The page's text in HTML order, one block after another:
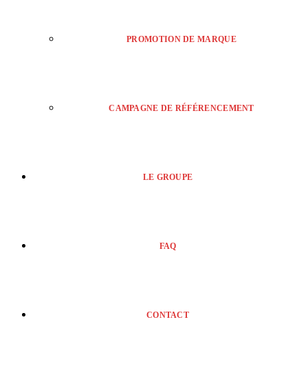
PROMOTION DE MARQUE
CAMPAGNE DE RÉFÉRENCEMENT
LE GROUPE
FAQ
CONTACT